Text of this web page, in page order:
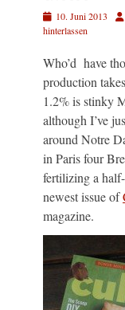
Veröffentlicht
am
10. Juni 2013
hinterlassen
Who’d have
production
1.2% is stinky
although I’ve
around Notre
in Paris four
fertilizing a
newest issue of
magazine.